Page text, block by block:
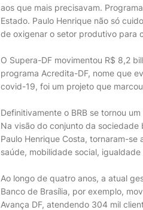
aos que mais precisavam.
Estado. Paulo Henrique não só
de oxigenar o setor produtivo para
O Supera-DF movimentou R$ 8,2
programa Acredita-DF, nome que
covid-19, foi um projeto que
Definitivamente o BRB se tornou
Na visão do conjunto da sociedade
Paulo Henrique Costa, tornaram-
saúde, mobilidade social,
Ao longo de quatro anos, a atual
Banco de Brasília, por exemplo,
Avança DF, atendendo 304 mil